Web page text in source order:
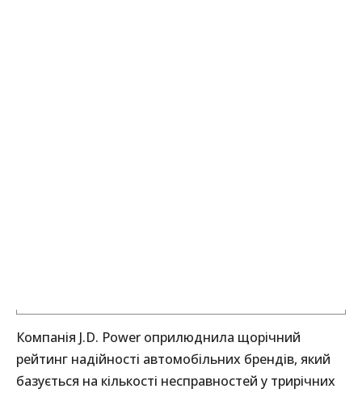
Компанія J.D. Power оприлюднила щорічний
рейтинг надійності автомобільних брендів, який
базується на кількості несправностей у трирічних